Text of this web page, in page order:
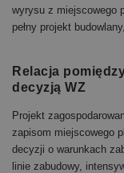
wyrysu z miejscowego
pełny projekt
Relacja
decyzją WZ
Projekt
zapisom miejscowego
decyzji o warunkach
linie zabudowy,